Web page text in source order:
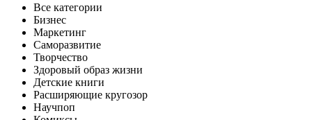
Все категории
Бизнес
Маркетинг
Саморазвитие
Творчество
Здоровый образ жизни
Детские книги
Расширяющие кругозор
Научпоп